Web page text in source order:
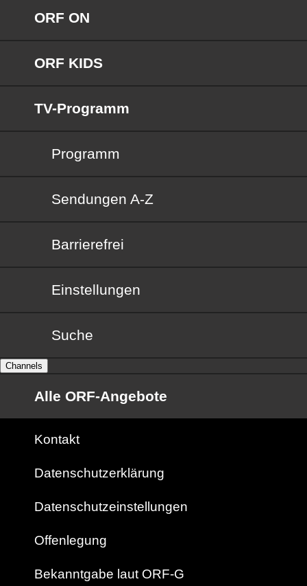
ORF ON
ORF KIDS
TV-Programm
Programm
Sendungen von A bis Z
Sendungen A-Z
Barrierefrei
Barrierefrei
Einstellungen
Suche
Channels
Alle ORF-Angebote
Kontakt
Datenschutzerklärung
Datenschutzeinstellungen
Offenlegung
Bekanntgabe laut ORF-G